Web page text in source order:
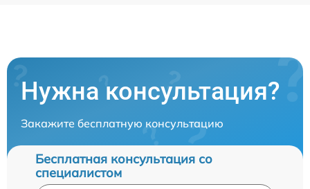
Нужна консультация?
Закажите бесплатную консультацию
Бесплатная консультация со
специалистом